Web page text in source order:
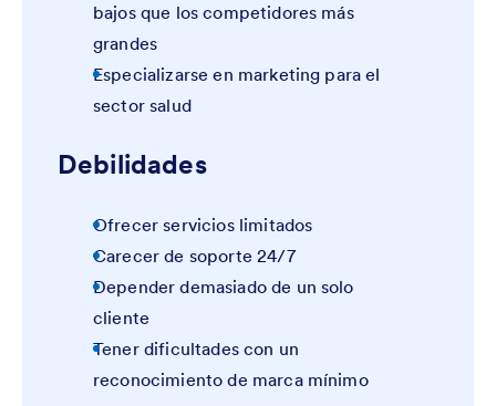
bajos que los competidores más
grandes
Especializarse en marketing para el
sector salud
Debilidades
Ofrecer servicios limitados
Carecer de soporte 24/7
Depender demasiado de un solo
cliente
Tener dificultades con un
reconocimiento de marca mínimo